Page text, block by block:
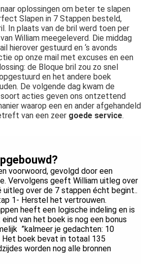
oplossingen om beter te slapen
Slapen in 7 Stappen besteld,
In plaats van de bril werd toen per
William meegeleverd. Die middag
hierover gestuurd en ‘s avonds
op onze mail met excuses en een
de Bloque bril zou zo snel
en het andere boek
De volgende dag kwam de
soort acties geven ons ontzettend
waarop een en ander afgehandeld
van een zeer goede service.
voorwoord, gevolgd door een
Vervolgens geeft William uitleg over
uitleg over de 7 stappen écht begint..
1- Herstel het vertrouwen.
heeft een logische indeling en is
van het boek is nog een bonus
”kalmeer je gedachten: 10
Het boek bevat in totaal 135
worden nog alle bronnen